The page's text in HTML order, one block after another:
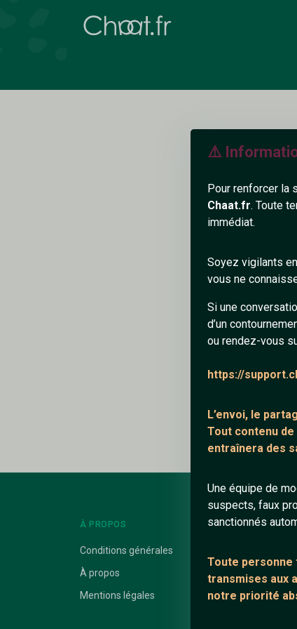
⚠️
Pour renforcer la
Chaat.fr. Toute
immédiat.
Soyez vigilants
vous ne
Si une
d’un
ou rendez-vous
https://
L’envoi, le
Tout contenu
entraînera des
Une équipe de
suspects, faux
sanctionnés
Toute
transmises aux
notre priorité
Le profil n'a pas
À PROPOS
Conditions générales
À propos
Mentions légales
LIENS UTILES
Blog
Salons de